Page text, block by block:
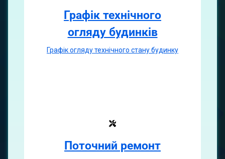
Графік технічного
огляду будинків
Графік огляду технічного стану будинку
Поточний ремонт